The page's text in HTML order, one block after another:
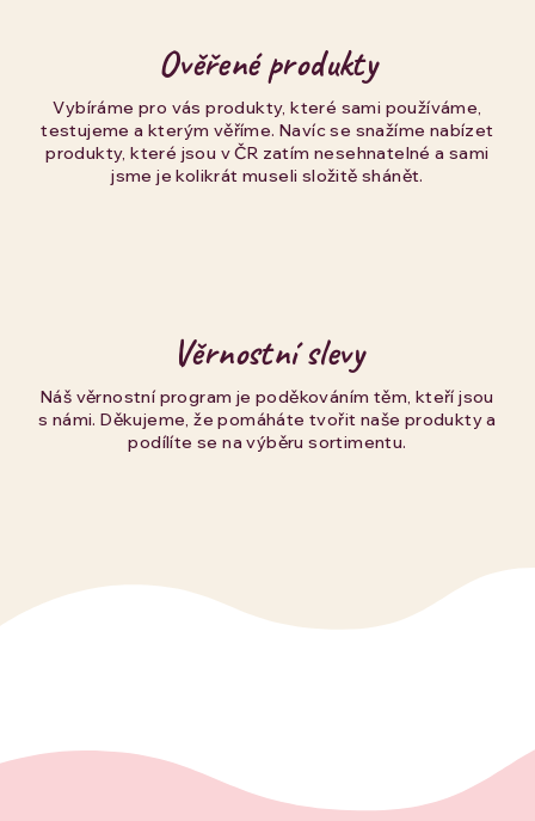
Ověřené produkty
Vybíráme pro vás produkty, které sami používáme,
testujeme a kterým věříme. Navíc se snažíme nabízet
produkty, které jsou v ČR zatím nesehnatelné a sami
jsme je kolikrát museli složitě shánět.
Věrnostní slevy
Náš věrnostní program je poděkováním těm, kteří jsou
s námi. Děkujeme, že pomáháte tvořit naše produkty a
podílíte se na výběru sortimentu.